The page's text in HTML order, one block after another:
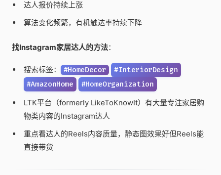
达人报价持续上涨
算法变化频繁，有机触达率持续下降
找Instagram家居达人的方法：
搜索标签： #HomeDecor
#InteriorDesign
#AmazonHome
#HomeOrganization
LTK平台（formerly LikeToKnowIt）有大量专注家居购
物类内容的Instagram达人
重点看达人的Reels内容质量，静态图效果好但Reels能
直接带货